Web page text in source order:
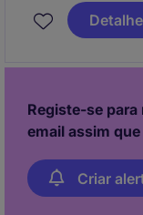
across the
as the main
Registe-se
email assim
Criar